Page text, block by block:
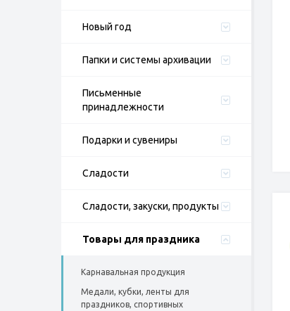
Новый год
Папки и системы архивации
Письменные
принадлежности
Подарки и сувениры
Сладости
Сладости, закуски, продукты
Товары для праздника
Карнавальная продукция
Медали, кубки, ленты для
праздников, спортивных